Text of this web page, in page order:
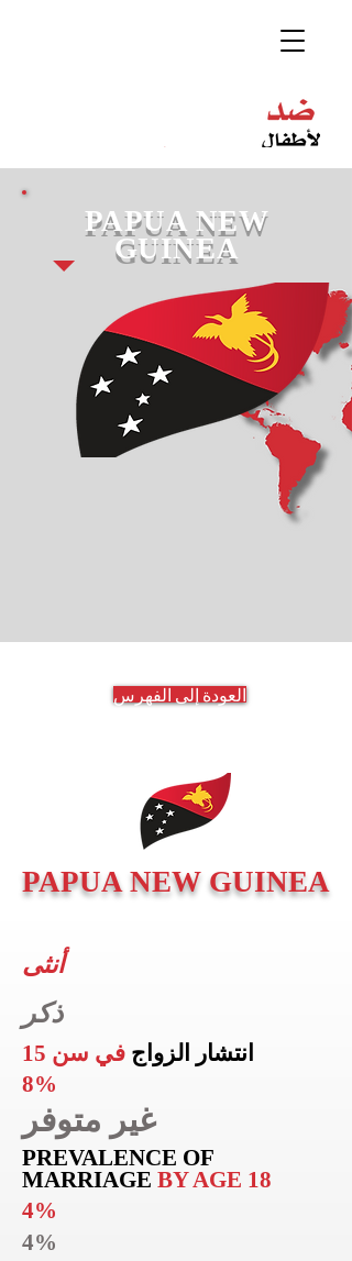
PAPUA NEW
GUINEA
العودة إلى الفهرس
PAPUA NEW GUINEA
أنثى
ذكر
انتشار الزواج في سن 15
8%
غير متوفر
PREVALENCE OF
MARRIAGE BY AGE 18
4%
4%